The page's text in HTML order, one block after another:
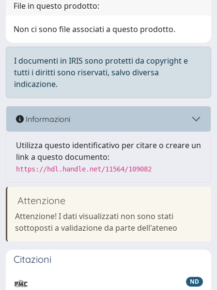
File in questo prodotto:
Non ci sono file associati a questo prodotto.
I documenti in IRIS sono protetti da copyright e
tutti i diritti sono riservati, salvo diversa
indicazione.
Informazioni
Utilizza questo identificativo per citare o creare un
link a questo documento:
https://hdl.handle.net/11564/109082
Attenzione
Attenzione! I dati visualizzati non sono stati
sottoposti a validazione da parte dell'ateneo
Citazioni
ND